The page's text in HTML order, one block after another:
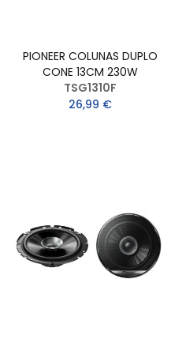
PIONEER COLUNAS DUPLO
CONE 13CM 230W
TSG1310F
26,99 €